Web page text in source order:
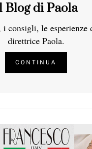
Blog di Paola
i consigli, le esperienze
direttrice Paola.
CONTINUA